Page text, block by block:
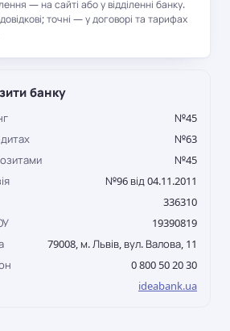
— на сайті або у відділенні банку.
точні — у договорі та тарифах
банку
№45
№63
№45
№96 від 04.11.2011
336310
19390819
79008, м. Львів, вул. Валова, 11
0 800 50 20 30
ideabank.ua